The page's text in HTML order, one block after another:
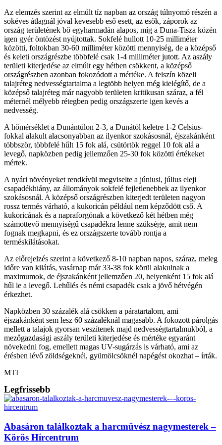
Az elemzés szerint az elmúlt tíz napban az ország túlnyomó részén a
sokéves átlagnál jóval kevesebb eső esett, az esők, záporok az
ország területének bő egyharmadán alapos, míg a Duna-Tisza közén
igen gyér öntözést nyújtottak. Sokfelé hullott 10-25 milliméter
közötti, foltokban 30-60 milliméter közötti mennyiség, de a középső
és keleti országrészbe többfelé csak 1-4 milliméter jutott. Az aszály
területi kiterjedése az elmúlt egy hétben csökkent, a középső
országrészben azonban fokozódott a mértéke. A felszín közeli
talajréteg nedvességtartalma a legtöbb helyen még kielégítő, de a
középső talajréteg már nagyobb területen kritikusan száraz, a fél
méternél mélyebb rétegben pedig országszerte igen kevés a
nedvesség.
A hőmérséklet a Dunántúlon 2-3, a Dunától keletre 1-2 Celsius-
fokkal alakult alacsonyabban az ilyenkor szokásosnál, éjszakánként
többször, többfelé hűlt 15 fok alá, csütörtök reggel 10 fok alá a
levegő, napközben pedig jellemzően 25-30 fok közötti értékeket
mértek.
A nyári növényeket rendkívül megviselte a júniusi, július eleji
csapadékhiány, az állományok sokfelé fejletlenebbek az ilyenkor
szokásosnál. A középső országrészben kiterjedt területen nagyon
rossz termés várható, a kukoricán például nem képződött cső. A
kukoricának és a napraforgónak a következő két hétben még
számottevő mennyiségű csapadékra lenne szüksége, amit nem
fognak megkapni, és ez országszerte tovább rontja a
terméskilátásokat.
Az előrejelzés szerint a következő 8-10 napban napos, száraz, meleg
időre van kilátás, vasárnap már 33-38 fok körül alakulnak a
maximumok, de éjszakánként jellemzően 20, helyenként 15 fok alá
hűl le a levegő. Lehűlés és némi csapadék csak a jövő hétvégén
érkezhet.
Napközben 30 százalék alá csökken a páratartalom, ami
éjszakánként sem lesz 60 százaléknál magasabb. A fokozott párolgás
mellett a talajok gyorsan veszítenek majd nedvességtartalmukból, a
mezőgazdasági aszály területi kiterjedése és mértéke egyaránt
növekedni fog, emellett magas UV-sugárzás is várható, ami az
érésben lévő zöldségeknél, gyümölcsöknél napégést okozhat – írták.
MTI
Legfrissebb
Abasáron találkoztak a harcművész nagymesterek –
Körös Hírcentrum